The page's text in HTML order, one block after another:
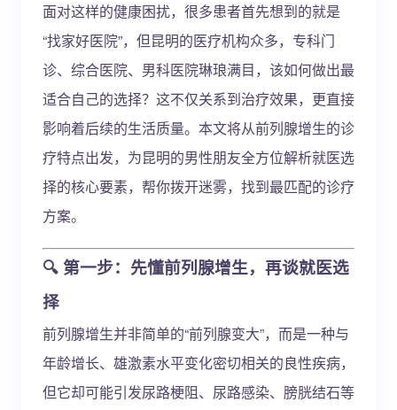
面对这样的健康困扰，很多患者首先想到的就是
“找家好医院”，但昆明的医疗机构众多，专科门
诊、综合医院、男科医院琳琅满目，该如何做出最
适合自己的选择？这不仅关系到治疗效果，更直接
影响着后续的生活质量。本文将从前列腺增生的诊
疗特点出发，为昆明的男性朋友全方位解析就医选
择的核心要素，帮你拨开迷雾，找到最匹配的诊疗
方案。
🔍 第一步：先懂前列腺增生，再谈就医选
择
前列腺增生并非简单的“前列腺变大”，而是一种与
年龄增长、雄激素水平变化密切相关的良性疾病，
但它却可能引发尿路梗阻、尿路感染、膀胱结石等